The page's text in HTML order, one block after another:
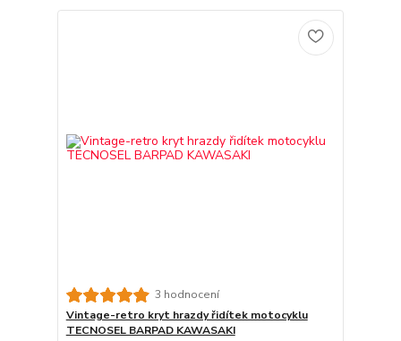
3 hodnocení
Vintage-retro kryt hrazdy řidítek motocyklu
TECNOSEL BARPAD KAWASAKI